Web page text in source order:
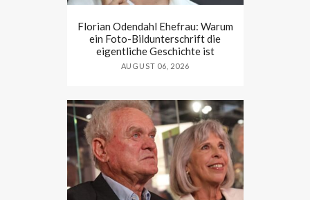
Florian Odendahl Ehefrau: Warum
ein Foto-Bildunterschrift die
eigentliche Geschichte ist
AUGUST 06, 2026